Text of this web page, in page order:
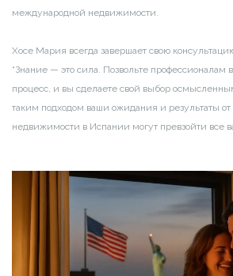
международной недвижимости.
Хосе Мария всегда завершает свою
“Знание — это сила. Позвольте профессионалам
процесс, и вы сделаете свой выбор
таким подходом ваши ожидания и результаты
недвижимости в Испании могут превзойти все